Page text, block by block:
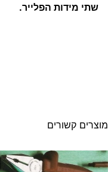
שתי מידות הפלייר.
מוצרים קשורים